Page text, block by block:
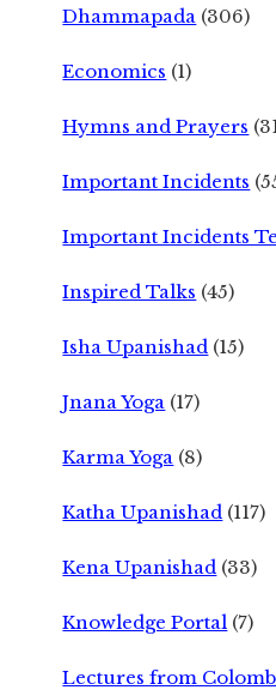
Dhammapada (306)
Economics (1)
Hymns and Prayers
Important Incidents
Important Incidents
Inspired Talks (45)
Isha Upanishad (15)
Jnana Yoga (17)
Karma Yoga (8)
Katha Upanishad (117)
Kena Upanishad (33)
Knowledge Portal (7)
Lectures from